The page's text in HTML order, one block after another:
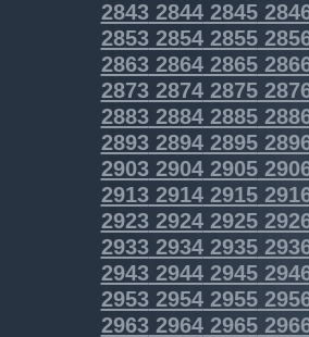
284328442845
285328542855
286328642865
287328742875
288328842885
289328942895
290329042905
291329142915
292329242925
293329342935
294329442945
295329542955
296329642965